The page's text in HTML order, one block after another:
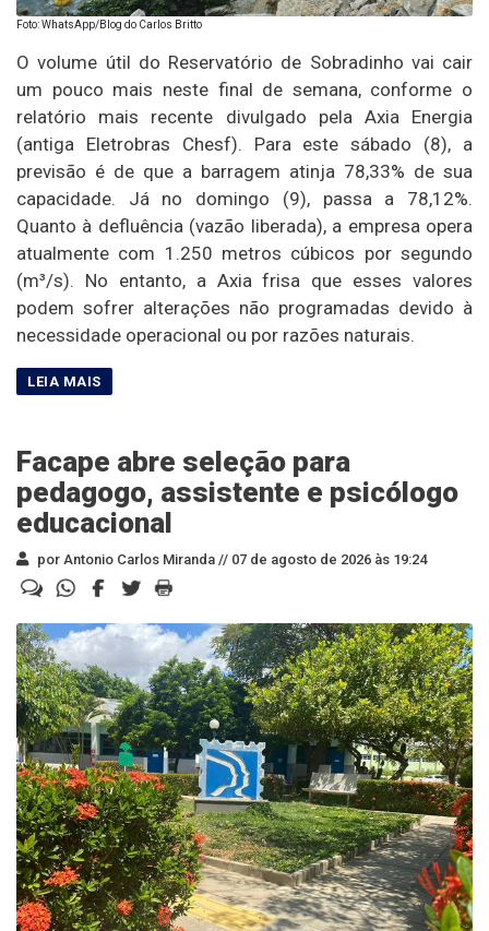
Foto: WhatsApp/Blog do Carlos Britto
O volume útil do Reservatório de Sobradinho vai cair
um pouco mais neste final de semana, conforme o
relatório mais recente divulgado pela Axia Energia
(antiga Eletrobras Chesf). Para este sábado (8), a
previsão é de que a barragem atinja 78,33% de sua
capacidade. Já no domingo (9), passa a 78,12%.
Quanto à defluência (vazão liberada), a empresa opera
atualmente com 1.250 metros cúbicos por segundo
(m³/s). No entanto, a Axia frisa que esses valores
podem sofrer alterações não programadas devido à
necessidade operacional ou por razões naturais.
Facape abre seleção para
pedagogo, assistente e psicólogo
educacional
por Antonio Carlos Miranda // 07 de agosto de 2026 às 19:24